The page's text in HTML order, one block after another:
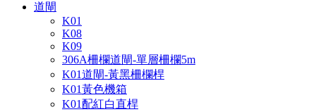
道閘
K01
K08
K09
306A柵欄道閘-單層柵欄5m
K01道閘-黃黑柵欄桿
K01黃色機箱
K01配紅白直桿